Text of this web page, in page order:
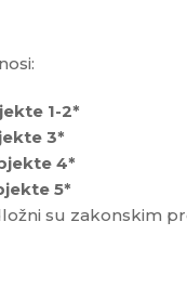
1-2*
3*
4*
5*
su zakonskim